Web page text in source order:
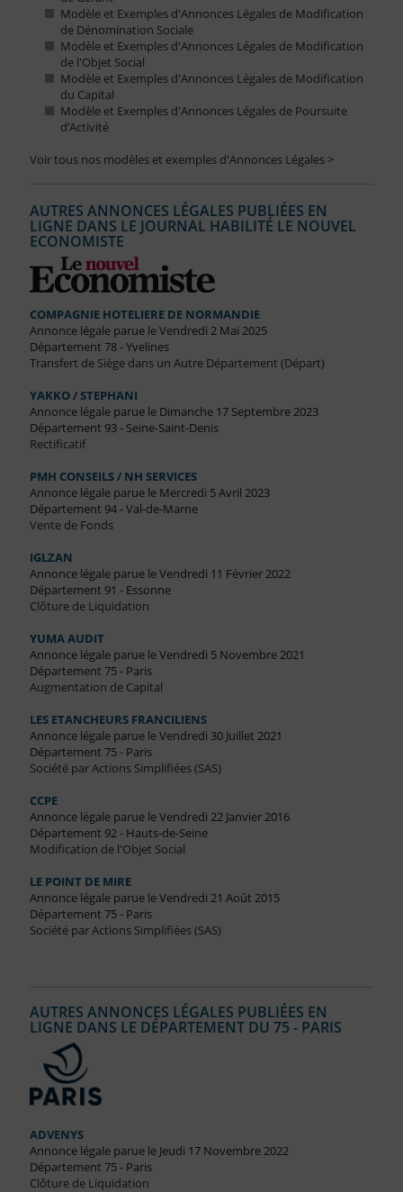
Modèle et Exemples d'Annonces Légales de Modification
de Dénomination Sociale
Modèle et Exemples d'Annonces Légales de Modification
de l'Objet Social
Modèle et Exemples d'Annonces Légales de Modification
du Capital
Modèle et Exemples d'Annonces Légales de Poursuite
d’Activité
Voir tous nos modèles et exemples d'Annonces Légales >
AUTRES ANNONCES LÉGALES PUBLIÉES EN
LIGNE DANS LE JOURNAL HABILITÉ LE NOUVEL
ECONOMISTE
COMPAGNIE HOTELIERE DE NORMANDIE
Annonce légale parue le Vendredi 2 Mai 2025
Département 78 - Yvelines
Transfert de Siège dans un Autre Département (Départ)
YAKKO / STEPHANI
Annonce légale parue le Dimanche 17 Septembre 2023
Département 93 - Seine-Saint-Denis
Rectificatif
PMH CONSEILS / NH SERVICES
Annonce légale parue le Mercredi 5 Avril 2023
Département 94 - Val-de-Marne
Vente de Fonds
IGLZAN
Annonce légale parue le Vendredi 11 Février 2022
Département 91 - Essonne
Clôture de Liquidation
YUMA AUDIT
Annonce légale parue le Vendredi 5 Novembre 2021
Département 75 - Paris
Augmentation de Capital
LES ETANCHEURS FRANCILIENS
Annonce légale parue le Vendredi 30 Juillet 2021
Département 75 - Paris
Société par Actions Simplifiées (SAS)
CCPE
Annonce légale parue le Vendredi 22 Janvier 2016
Département 92 - Hauts-de-Seine
Modification de l'Objet Social
LE POINT DE MIRE
Annonce légale parue le Vendredi 21 Août 2015
Département 75 - Paris
Société par Actions Simplifiées (SAS)
AUTRES ANNONCES LÉGALES PUBLIÉES EN
LIGNE DANS LE DÉPARTEMENT DU 75 - PARIS
ADVENYS
Annonce légale parue le Jeudi 17 Novembre 2022
Département 75 - Paris
Clôture de Liquidation